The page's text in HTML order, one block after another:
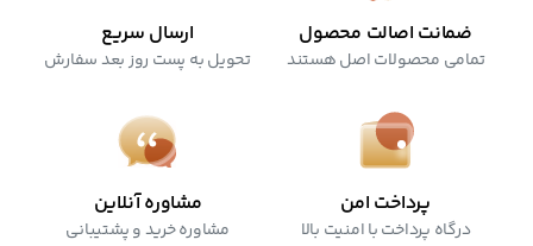
ضمانت اصالت محصول
تمامی محصولات اصل هستند
ارسال سریع
تحویل به پست روز بعد سفارش
پرداخت امن
درگاه پرداخت با امنیت بالا
مشاوره آنلاین
مشاوره خرید و پشتیبانی